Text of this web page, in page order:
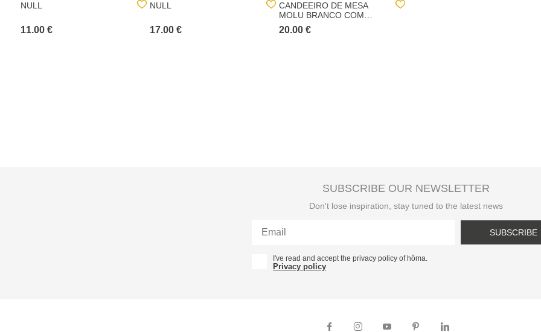
NULL
11.00 €
NULL
17.00 €
CANDEEIRO DE MESA
MOLU BRANCO COM
BASE EM MADEIRA PINHO
20.00 €
SUBSCRIBE OUR NEWSLETTER
Don't lose inspiration, stay tuned to the latest news
SUBSCRIBE
I've read and accept the privacy policy of hôma.
Privacy policy